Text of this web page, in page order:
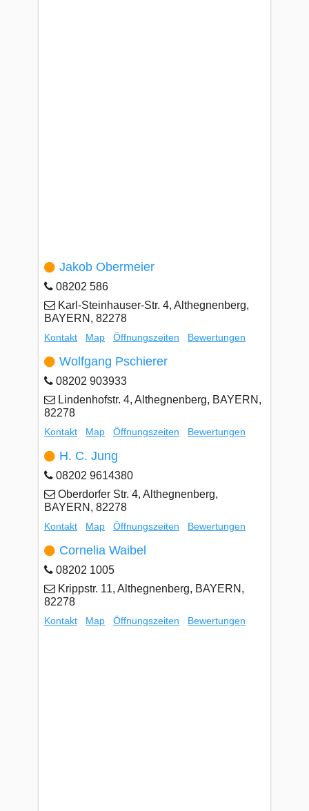
Jakob Obermeier
08202 586
Karl-Steinhauser-Str. 4, Althegnenberg,
BAYERN, 82278
Kontakt Map Öffnungszeiten Bewertungen
Wolfgang Pschierer
08202 903933
Lindenhofstr. 4, Althegnenberg, BAYERN,
82278
Kontakt Map Öffnungszeiten Bewertungen
H. C. Jung
08202 9614380
Oberdorfer Str. 4, Althegnenberg,
BAYERN, 82278
Kontakt Map Öffnungszeiten Bewertungen
Cornelia Waibel
08202 1005
Krippstr. 11, Althegnenberg, BAYERN,
82278
Kontakt Map Öffnungszeiten Bewertungen